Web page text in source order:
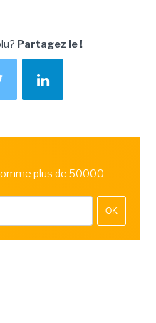
Partagez le !
plus de 50000
OK